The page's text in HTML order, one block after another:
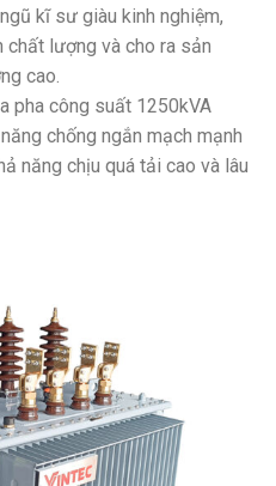
kĩ sư giàu kinh nghiệm,
lượng và cho ra sản
cao.
pha công suất 1250kVA
chống ngắn mạch mạnh
năng chịu quá tải cao và lâu